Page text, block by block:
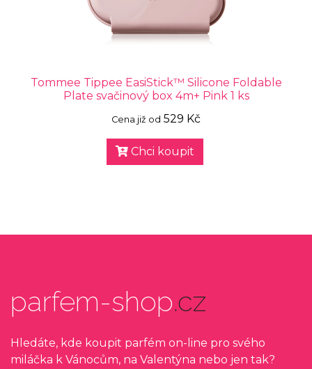
Tommee Tippee EasiStick™ Silicone Foldable
Plate svačinový box 4m+ Pink 1 ks
Cena již od 529 Kč
Chci koupit
parfem-shop.cz
Hledáte, kde koupit parfém on-line pro svého
miláčka k Vánocům, na Valentýna nebo jen tak?